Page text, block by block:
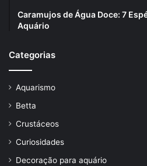
Caramujos de Água Doce: 7
Aquário
Categorias
Aquarismo
Betta
Crustáceos
Curiosidades
Decoração para aquário